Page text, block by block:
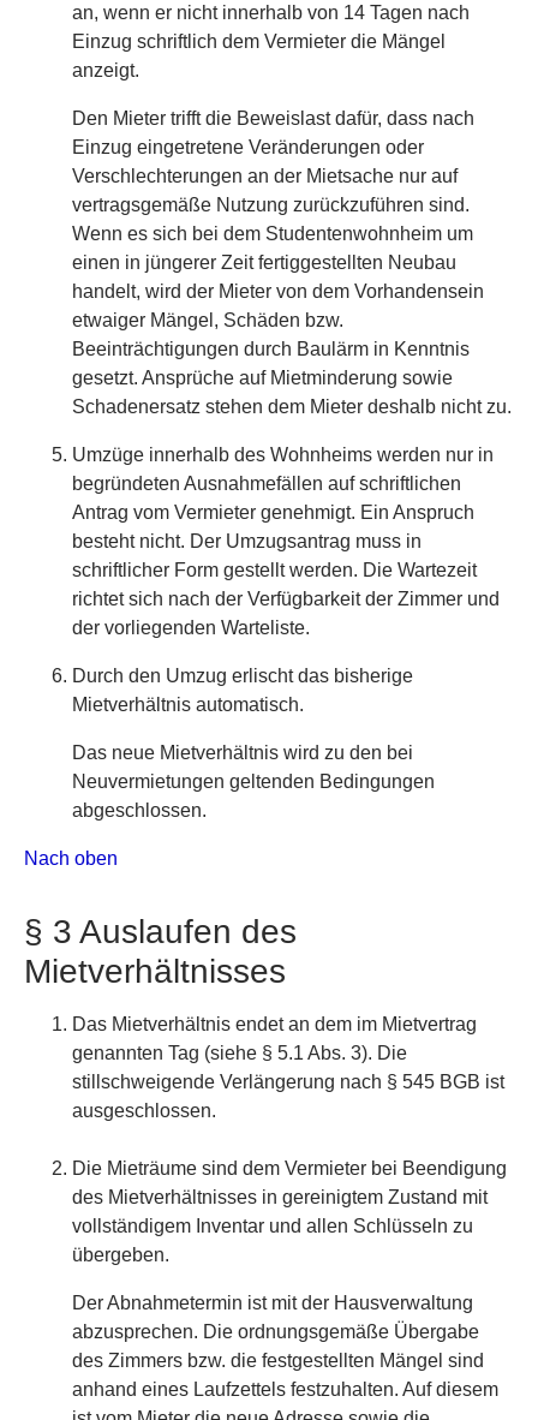
an, wenn er nicht innerhalb von 14 Tagen nach
Einzug schriftlich dem Vermieter die Mängel
anzeigt.
Den Mieter trifft die Beweislast dafür, dass nach
Einzug eingetretene Veränderungen oder
Verschlechterungen an der Mietsache nur auf
vertragsgemäße Nutzung zurückzuführen sind.
Wenn es sich bei dem Studentenwohnheim um
einen in jüngerer Zeit fertiggestellten Neubau
handelt, wird der Mieter von dem Vorhandensein
etwaiger Mängel, Schäden bzw.
Beeinträchtigungen durch Baulärm in Kenntnis
gesetzt. Ansprüche auf Mietminderung sowie
Schadenersatz stehen dem Mieter deshalb nicht zu.
Umzüge innerhalb des Wohnheims werden nur in
begründeten Ausnahmefällen auf schriftlichen
Antrag vom Vermieter genehmigt. Ein Anspruch
besteht nicht. Der Umzugsantrag muss in
schriftlicher Form gestellt werden. Die Wartezeit
richtet sich nach der Verfügbarkeit der Zimmer und
der vorliegenden Warteliste.
Durch den Umzug erlischt das bisherige
Mietverhältnis automatisch.
Das neue Mietverhältnis wird zu den bei
Neuvermietungen geltenden Bedingungen
abgeschlossen.
Nach oben
§ 3 Auslaufen des
Mietverhältnisses
Das Mietverhältnis endet an dem im Mietvertrag
genannten Tag (siehe § 5.1 Abs. 3). Die
stillschweigende Verlängerung nach § 545 BGB ist
ausgeschlossen.
Die Mieträume sind dem Vermieter bei Beendigung
des Mietverhältnisses in gereinigtem Zustand mit
vollständigem Inventar und allen Schlüsseln zu
übergeben.
Der Abnahmetermin ist mit der Hausverwaltung
abzusprechen. Die ordnungsgemäße Übergabe
des Zimmers bzw. die festgestellten Mängel sind
anhand eines Laufzettels festzuhalten. Auf diesem